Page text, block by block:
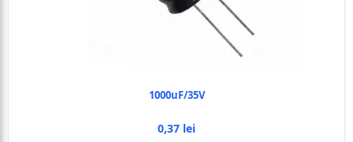
1000uF/35V
0,37 lei